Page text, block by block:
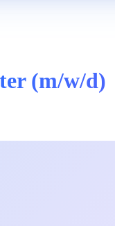
(m/w/d)